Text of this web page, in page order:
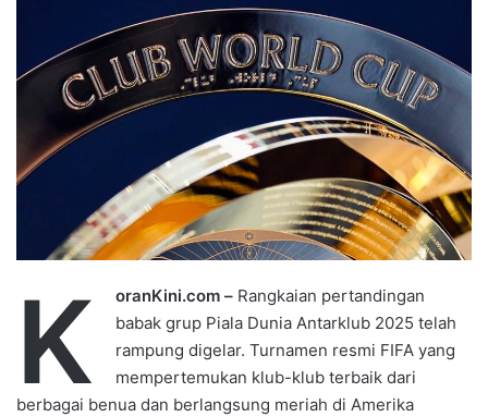
K oranKini.com – Rangkaian pertandingan
babak grup Piala Dunia Antarklub 2025 telah
rampung digelar. Turnamen resmi FIFA yang
mempertemukan klub-klub terbaik dari
berbagai benua dan berlangsung meriah di Amerika